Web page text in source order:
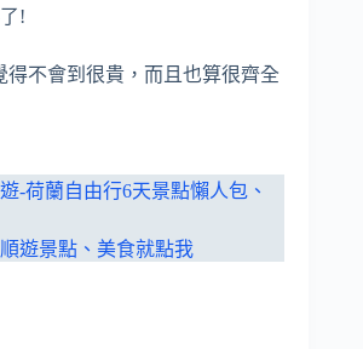
!
得不會到很貴，而且也算很齊全
-荷蘭自由行6天景點懶人包、
遊景點、美食就點我